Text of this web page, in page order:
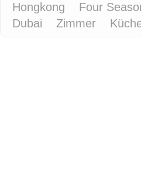
Hongkong
Four
Dubai
Zimmer